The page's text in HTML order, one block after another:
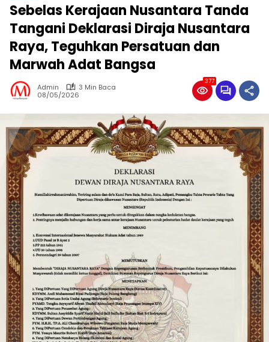
Sebelas Kerajaan Nusantara Tanda
Tangani Deklarasi Diraja Nusantara
Raya, Teguhkan Persatuan dan
Marwah Adat Bangsa
Admin
3 Min Baca
08/05/2026
377